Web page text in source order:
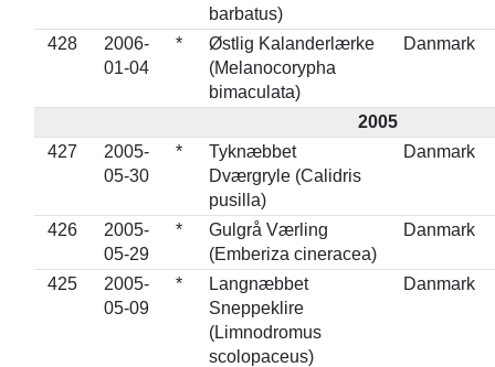
barbatus)
428
2006-
01-04
*
Østlig Kalanderlærke
(Melanocorypha
bimaculata)
Danmark
2005
427
2005-
05-30
*
Tyknæbbet
Dværgryle (Calidris
pusilla)
Danmark
426
2005-
05-29
*
Gulgrå Værling
(Emberiza cineracea)
Danmark
425
2005-
05-09
*
Langnæbbet
Sneppeklire
(Limnodromus
scolopaceus)
Danmark